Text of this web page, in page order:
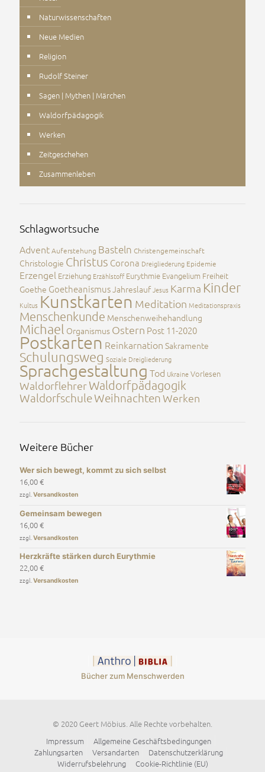
Naturwissenschaften
Neue Medien
Religion
Rudolf Steiner
Sagen | Mythen | Märchen
Waldorfpädagogik
Werken
Zeitgeschehen
Zusammenleben
Schlagwortsuche
AdventAuferstehung Basteln Christengemeinschaft
Christologie Christus Corona Dreigliederung Epidemie
Erzengel Erziehung Erzählstoff Eurythmie Evangelium Freiheit
Goethe GoetheanismusJahreslaufJesus Karma Kinder
Kultus Kunstkarten Meditation Meditationspraxis
Menschenkunde Menschenweihehandlung
Michael Organismus Ostern Post 11-2020
Postkarten Reinkarnation Sakramente
Schulungsweg Soziale Dreigliederung
Sprachgestaltung Tod UkraineVorlesen
WaldorflehrerWaldorfpädagogik
WaldorfschuleWeihnachtenWerken
Weitere Bücher
Wer sich bewegt, kommt zu sich selbst
16,00€
zzgl.Versandkosten
Gemeinsam bewegen
16,00€
zzgl. Versandkosten
Herzkräfte stärken durch Eurythmie
22,00€
zzgl.Versandkosten
Bücher zum Menschwerden
© 2020 Geert Möbius. Alle Rechte vorbehalten.
Impressum
Allgemeine Geschäftsbedingungen
Zahlungsarten
Versandarten
Datenschutzerklärung
Widerrufsbelehrung
Cookie-Richtlinie (EU)